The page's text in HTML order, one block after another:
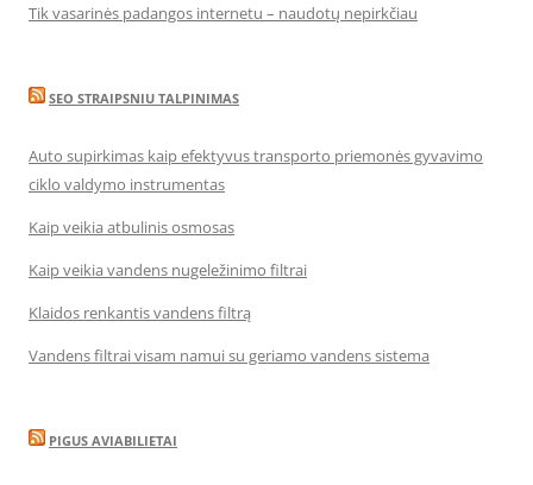
Tik vasarinės padangos internetu – naudotų nepirkčiau
SEO STRAIPSNIU TALPINIMAS
Auto supirkimas kaip efektyvus transporto priemonės gyvavimo
ciklo valdymo instrumentas
Kaip veikia atbulinis osmosas
Kaip veikia vandens nugeležinimo filtrai
Klaidos renkantis vandens filtrą
Vandens filtrai visam namui su geriamo vandens sistema
PIGUS AVIABILIETAI